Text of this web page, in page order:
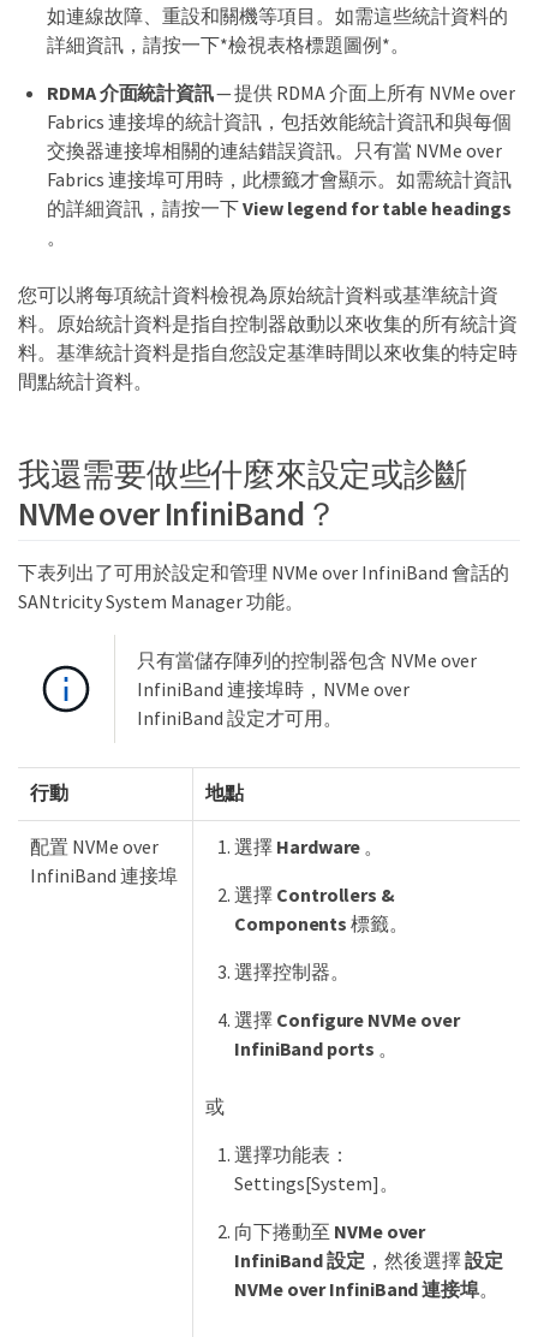
如連線故障、重設和關機等項目。如需這些統計資料的
詳細資訊，請按一下*檢視表格標題圖例*。
RDMA 介面統計資訊— 提供 RDMA 介面上所有 NVMe over
Fabrics 連接埠的統計資訊，包括效能統計資訊和與每個
交換器連接埠相關的連結錯誤資訊。只有當 NVMe over
Fabrics 連接埠可用時，此標籤才會顯示。如需統計資訊
的詳細資訊，請按一下View legend for table headings
。
您可以將每項統計資料檢視為原始統計資料或基準統計資
料。原始統計資料是指自控制器啟動以來收集的所有統計資
料。基準統計資料是指自您設定基準時間以來收集的特定時
間點統計資料。
我還需要做些什麼來設定或診斷
NVMe over InfiniBand？
下表列出了可用於設定和管理 NVMe over InfiniBand 會話的
SANtricity System Manager 功能。
只有當儲存陣列的控制器包含 NVMe over
InfiniBand 連接埠時，NVMe over
InfiniBand 設定才可用。
行動 地點
配置 NVMe over
InfiniBand 連接埠
選擇 Hardware 。
選擇 Controllers &
Components 標籤。
選擇控制器。
選擇 Configure NVMe over
InfiniBand ports 。
或
選擇功能表：
Settings[System]。
向下捲動至 NVMe over
InfiniBand 設定 ，然後選擇設定
NVMe over InfiniBand 連接埠。